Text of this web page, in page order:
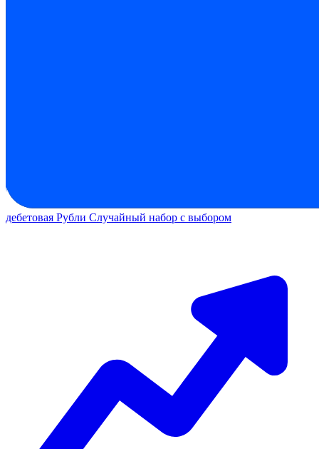
дебетовая Рубли Случайный набор с выбором